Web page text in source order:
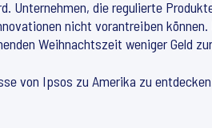
Unternehmen, die regulierte
nicht vorantreiben
Weihnachtszeit weniger Geld
von Ipsos zu Amerika zu